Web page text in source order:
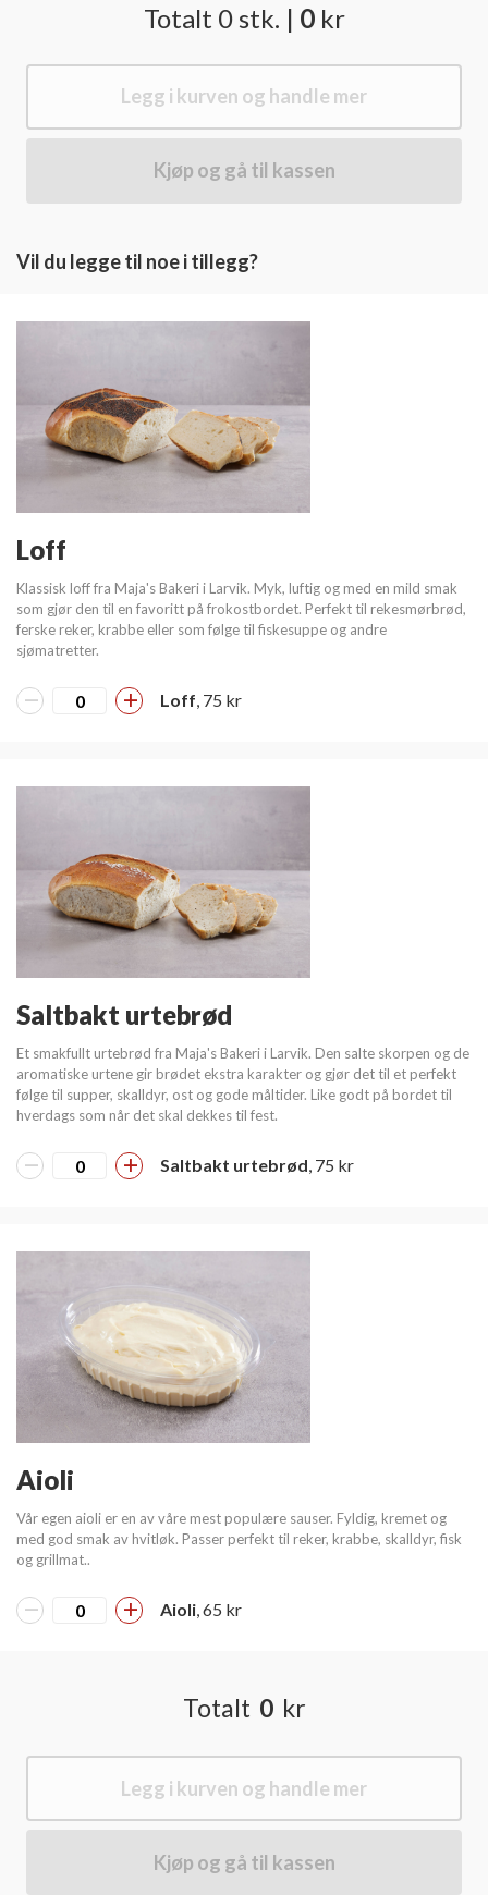
Totalt 0 stk. | 0kr
Legg i kurven og handle mer
Kjøp og gå til kassen
Vil du legge til noe i tillegg?
Loff
Klassisk loff fra Maja's Bakeri i Larvik. Myk, luftig og med en mild smak
som gjør den til en favoritt på frokostbordet. Perfekt til rekesmørbrød,
ferske reker, krabbe eller som følge til fiskesuppe og andre
sjømatretter.
Loff, 75 kr
Saltbakt urtebrød
Et smakfullt urtebrød fra Maja's Bakeri i Larvik. Den salte skorpen og de
aromatiske urtene gir brødet ekstra karakter og gjør det til et perfekt
følge til supper, skalldyr, ost og gode måltider. Like godt på bordet til
hverdags som når det skal dekkes til fest.
Saltbakt urtebrød, 75 kr
Aioli
Vår egen aioli er en av våre mest populære sauser. Fyldig, kremet og
med god smak av hvitløk. Passer perfekt til reker, krabbe, skalldyr, fisk
og grillmat..
Aioli, 65 kr
Totalt 0 kr
Legg i kurven og handle mer
Kjøp og gå til kassen